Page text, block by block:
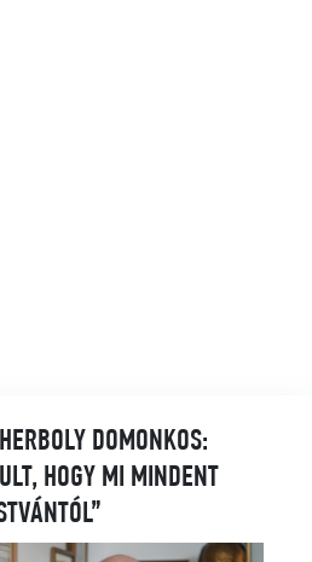
DOMONKOS:
HOGY MI MINDENT